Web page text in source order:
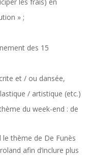
» ;
des 15
et / ou dansée,
/ artistique (etc.)
du week-end : de
thème de De Funès
afin d’inclure plus